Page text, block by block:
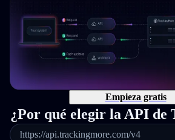
Empieza gratis
¿Por qué elegir la API de
https://api.trackingmore.com/v4